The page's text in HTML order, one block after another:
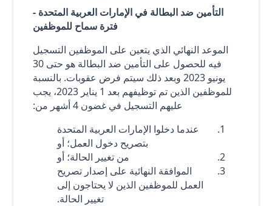
التأمين ضد البطالة في الإمارات العربية المتحدة -
فترة سماح للموظفين
الموعد النهائي الذي يتعين على الموظفين التسجيل
فيه للحصول على التأمين ضد البطالة هو حتى 30
يونيو 2023 وبعد ذلك سيتم فرض عقوبات. بالنسبة
للموظفين الذين تم توظيفهم بعد 1 يناير 2023، يجب
عليهم التسجيل في غضون 4 أشهر من:
عندما دخلوا الإمارات العربية المتحدة
بتصريح دخول العمل؛ أو
من تغيير الحالة؛ أو
الموافقة النهائية على إصدار تصريح
العمل للموظفين الذين لا يحتاجون إلى
تغيير الحالة.